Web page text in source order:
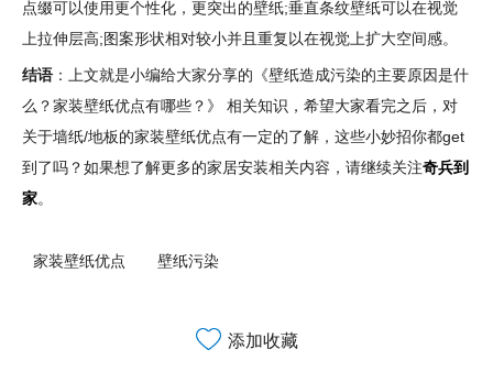
点缀可以使用更个性化，更突出的壁纸;垂直条纹壁纸可以在视觉
上拉伸层高;图案形状相对较小并且重复以在视觉上扩大空间感。
结语 ：上文就是小编给大家分享的《壁纸造成污染的主要原因是什
么？家装壁纸优点有哪些？》 相关知识，希望大家看完之后，对
关于墙纸/地板的家装壁纸优点有一定的了解，这些小妙招你都get
到了吗？如果想了解更多的家居安装相关内容，请继续关注奇兵到
家。
家装壁纸优点 壁纸污染
添加收藏